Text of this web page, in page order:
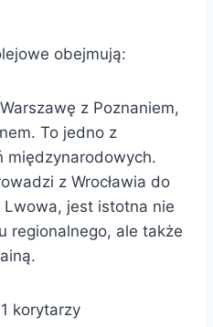
obejmują:
z Poznaniem,
To jedno z
międzynarodowych.
z Wrocławia do
jest istotna nie
regionalnego, ale także
korytarzy